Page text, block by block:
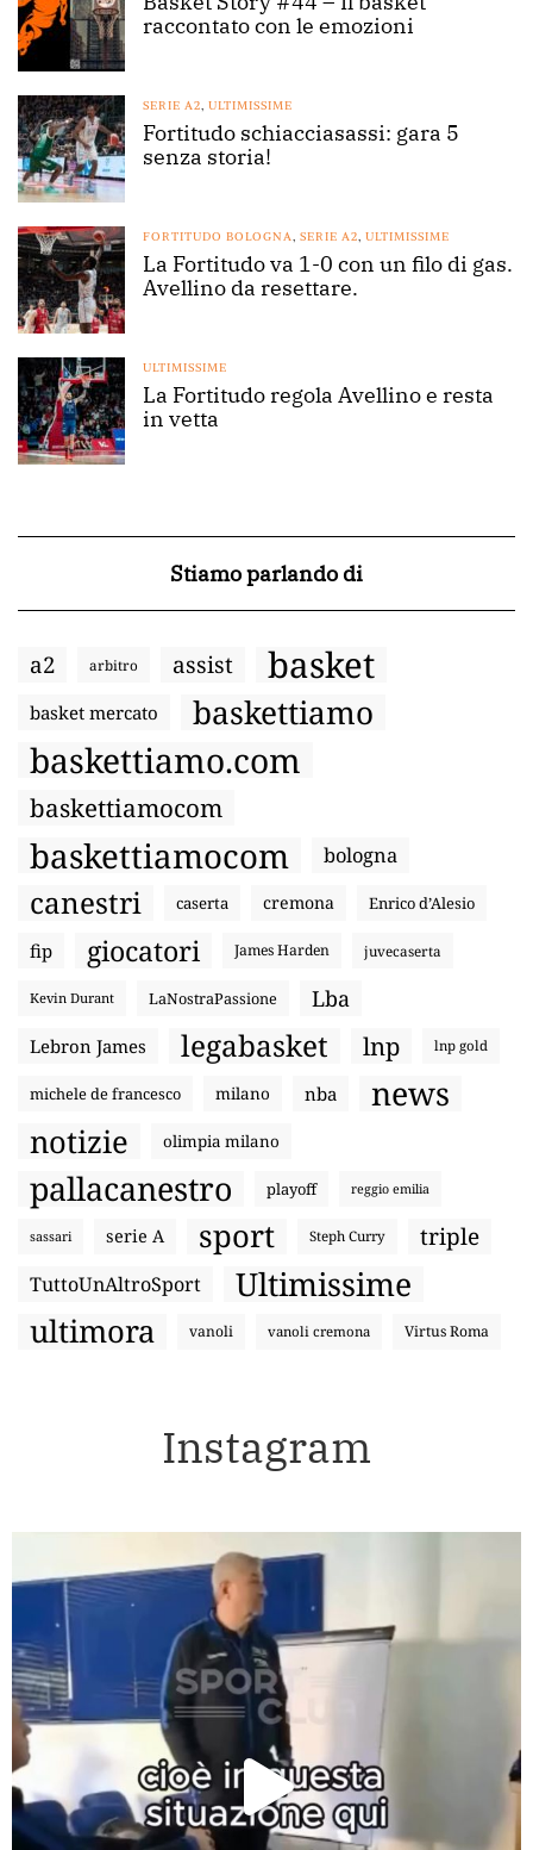
raccontato con le emozioni
SERIE A2, ULTIMISSIME
Fortitudo schiacciasassi: gara 5
senza storia!
FORTITUDO BOLOGNA, SERIE A2, ULTIMISSIME
La Fortitudo va 1-0 con un filo di gas.
Avellino da resettare.
ULTIMISSIME
La Fortitudo regola Avellino e resta
in vetta
Stiamo parlando di
a2 arbitro assist basket
basket mercato baskettiamo
baskettiamo.com
baskettiamocom
baskettiamocom bologna
canestri caserta cremona Enrico d’Alesio
fip giocatori James Harden juvecaserta
Kevin Durant LaNostraPassione Lba
Lebron James legabasket lnp lnp gold
michele de francesco milano nba news
notizie olimpia milano
pallacanestro playoff reggio emilia
sassari serie A sport Steph Curry triple
TuttoUnAltroSport Ultimissime
ultimora vanoli vanoli cremona Virtus Roma
Instagram